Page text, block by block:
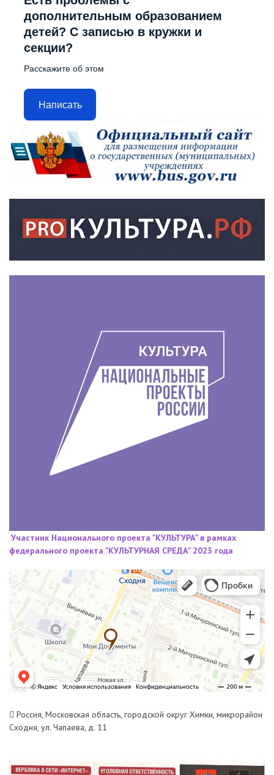
дополнительным образованием
детей? С записью в кружки и
секции?
Расскажите об этом
Написать
Участник Национального проекта "КУЛЬТУРА" в рамках
федерального проекта "КУЛЬТУРНАЯ СРЕДА" 2023 года
Россия, Московская область, городской округ Химки, микрорайон
Сходня, ул. Чапаева, д. 11